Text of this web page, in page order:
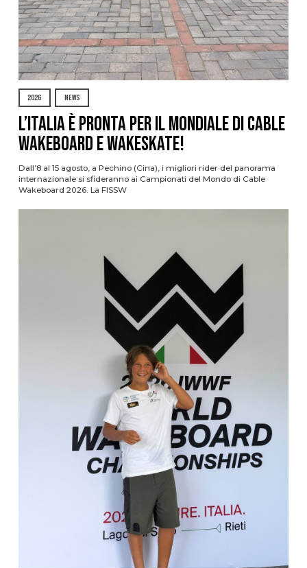
2026 NEWS
L’Italia è pronta per il Mondiale di Cable
Wakeboard e Wakeskate!
Dall’8 al 15 agosto, a Pechino (Cina), i migliori rider del panorama
internazionale si sfideranno ai Campionati del Mondo di Cable
Wakeboard 2026. La FISSW